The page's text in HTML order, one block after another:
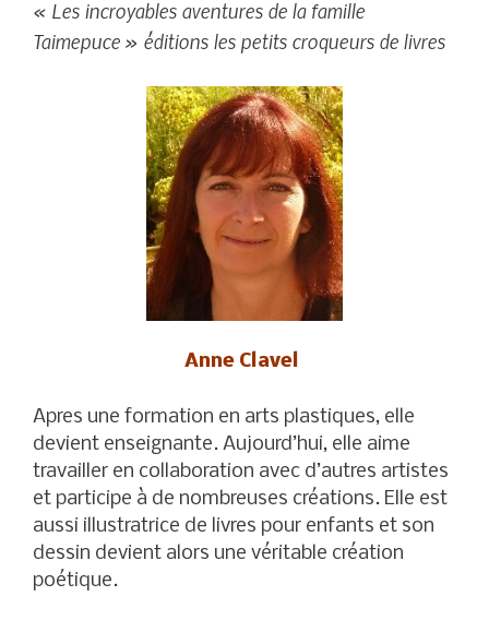
« Les incroyables aventures de la famille
Taimepuce » éditions les petits croqueurs de livres
Anne Clavel
Apres une formation en arts plastiques, elle
devient enseignante. Aujourd’hui, elle aime
travailler en collaboration avec d’autres artistes
et participe à de nombreuses créations. Elle est
aussi illustratrice de livres pour enfants et son
dessin devient alors une véritable création
poétique.